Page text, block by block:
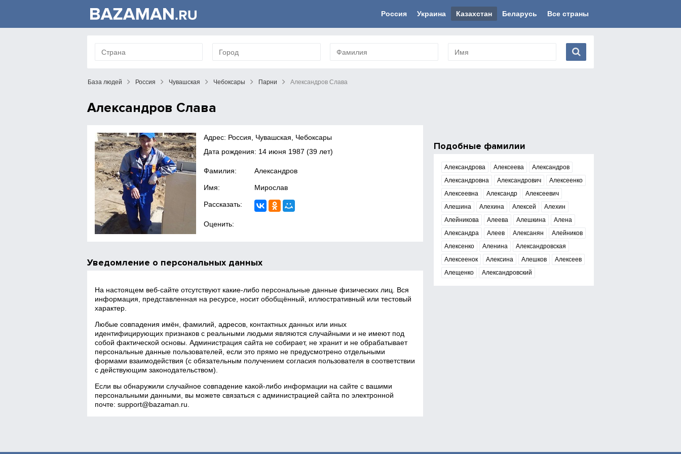
Россия Украина Казахстан Беларусь Все страны
База людей Россия Чувашская Чебоксары Парни Александров Слава
Александров Слава
Адрес: Россия, Чувашская, Чебоксары
Дата рождения: 14 июня 1987 (39 лет)
Фамилия: Александров
Имя: Мирослав
Рассказать:
Оценить:
Уведомление о персональных данных
На настоящем веб‑сайте отсутствуют какие‑либо персональные данные физических лиц. Вся
информация, представленная на ресурсе, носит обобщённый, иллюстративный или тестовый
характер.
Любые совпадения имён, фамилий, адресов, контактных данных или иных
идентифицирующих признаков с реальными людьми являются случайными и не имеют под
собой фактической основы. Администрация сайта не собирает, не хранит и не обрабатывает
персональные данные пользователей, если это прямо не предусмотрено отдельными
формами взаимодействия (с обязательным получением согласия пользователя в соответствии
с действующим законодательством).
Если вы обнаружили случайное совпадение какой‑либо информации на сайте с вашими
персональными данными, вы можете связаться с администрацией сайта по электронной
почте:support@bazaman.ru
Подобные фамилии
Александрова Алексеева
Александров
Александровна
Александрович
Алексеенко
Алексеевна
Александр
Алексеевич
Алешина
Алехина Алексей
Алехин
Алейникова
Алеева Алешкина
Алена
Александра
Алеев Алексанян
Алейников
Алексенко
Аленина
Александровская
Алексеенок
Алексина Алешков
Алексеев
Алещенко
Александровский